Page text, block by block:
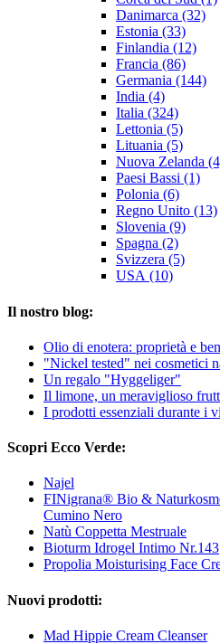
Danimarca (32)
Estonia (33)
Finlandia (12)
Francia (86)
Germania (144)
India (4)
Italia (324)
Lettonia (5)
Lituania (5)
Nuova Zelanda
Paesi Bassi (1)
Polonia (6)
Regno Unito (13)
Slovenia (9)
Spagna (2)
Svizzera (5)
USA (10)
Il nostro blog:
Olio di enotera: proprietà e
"Nickel tested" nei cosmetici
Un regalo "Hyggeliger"
Il limone, un meraviglioso
I prodotti essenziali durante i
Scopri Ecco Verde:
Najel
FINigrana® Bio &
Cumino Nero
Natù Coppetta Mestruale
Bioturm Idrogel Intimo Nr.143
Propolia Moisturising Face
Nuovi prodotti:
Mad Hippie Cream Cleanser